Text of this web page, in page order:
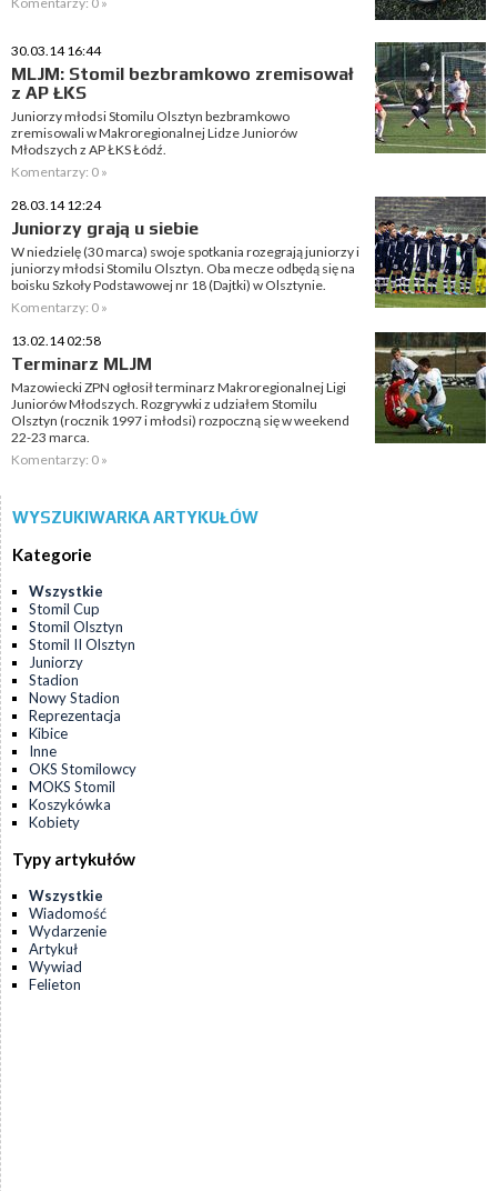
30.03.14 16:44
MLJM: Stomil bezbramkowo zremisował
z AP ŁKS
Juniorzy młodsi Stomilu Olsztyn bezbramkowo
zremisowali w Makroregionalnej Lidze Juniorów
Młodszych z AP ŁKS Łódź.
Komentarzy: 0 »
28.03.14 12:24
Juniorzy grają u siebie
W niedzielę (30 marca) swoje spotkania rozegrają juniorzy i
juniorzy młodsi Stomilu Olsztyn. Oba mecze odbędą się na
boisku Szkoły Podstawowej nr 18 (Dajtki) w Olsztynie.
Komentarzy: 0 »
13.02.14 02:58
Terminarz MLJM
Mazowiecki ZPN ogłosił terminarz Makroregionalnej Ligi
Juniorów Młodszych. Rozgrywki z udziałem Stomilu
Olsztyn (rocznik 1997 i młodsi) rozpoczną się w weekend
22-23 marca.
Komentarzy: 0 »
WYSZUKIWARKA ARTYKUŁÓW
Kategorie
Wszystkie
Stomil Cup
Stomil Olsztyn
Stomil II Olsztyn
Juniorzy
Stadion
Nowy Stadion
Reprezentacja
Kibice
Inne
OKS Stomilowcy
MOKS Stomil
Koszykówka
Kobiety
Typy artykułów
Wszystkie
Wiadomość
Wydarzenie
Artykuł
Wywiad
Felieton